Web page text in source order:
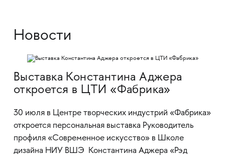
Новости
Выставка Константина Аджера
откроется в ЦТИ «Фабрика»
30 июля в Центре творческих индустрий «Фабрика»
откроется персональная выставка Руководитель
профиля «Современное искусство» в Школе
дизайна НИУ ВШЭ Константина Аджера «Рэд